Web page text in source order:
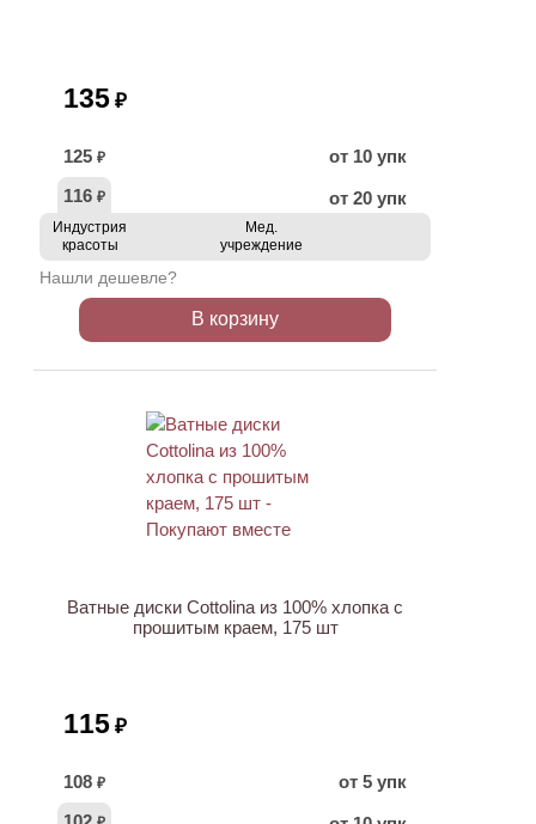
135 ₽
125 ₽
от 10 упк
116 ₽ от 20 упк
Индустрия
красоты
Мед.
учреждение
Нашли дешевле?
В корзину
Ватные диски Cottolina из 100% хлопка с
прошитым краем, 175 шт
115 ₽
108 ₽
от 5 упк